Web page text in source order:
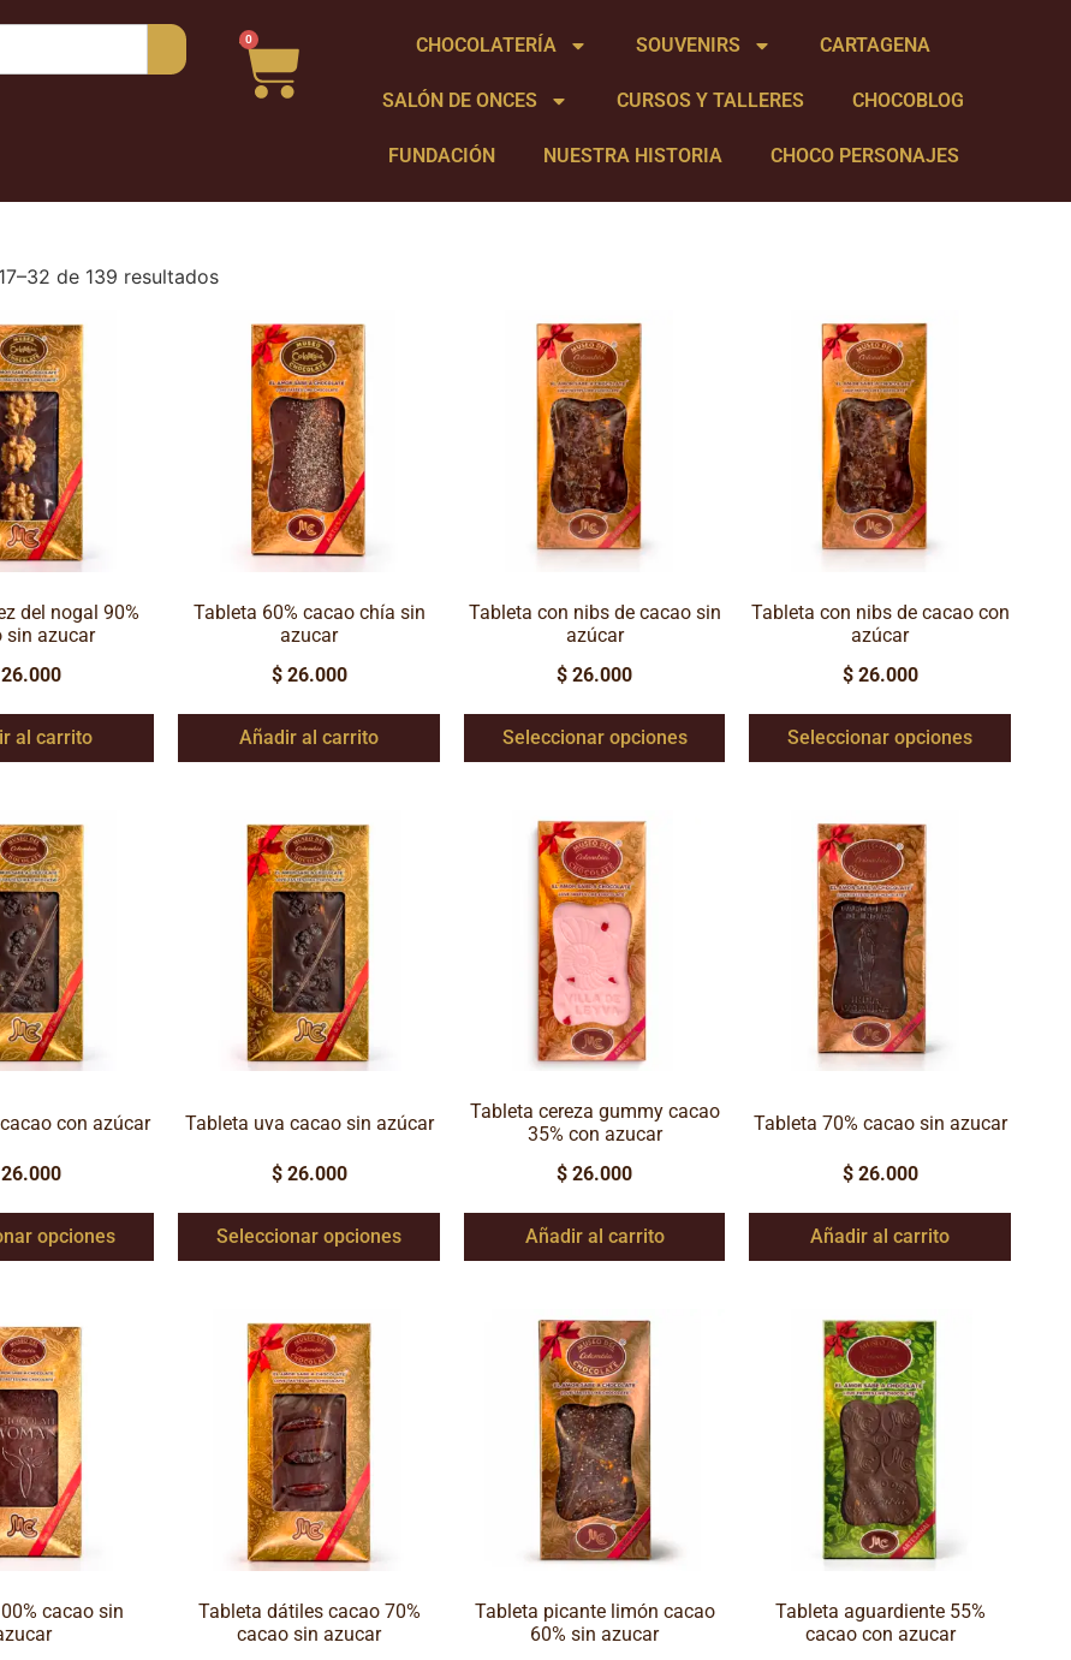
0 CHOCOLATERÍA SOUVENIRS CARTAGENA
SALÓN DE ONCES CURSOS Y TALLERES CHOCOBLOG
FUNDACIÓN NUESTRA HISTORIA CHOCO PERSONAJES
de 139 resultados
del nogal 90%
sin azucar
al carrito
Tableta 60% cacao chía sin
azucar
$26.000
Añadir al carrito
Tableta con nibs de cacao sin
azúcar
$ 26.000
Seleccionar opciones
Tableta con nibs de cacao con
azúcar
$26.000
Seleccionar opciones
con azúcar
opciones
Tableta uva cacao sin azúcar
$26.000
Seleccionar opciones
Tableta cereza gummy cacao
35% con azucar
$ 26.000
Añadir al carrito
Tableta 70% cacao sin azucar
$26.000
Añadir al carrito
cacao sin
Tableta dátiles cacao 70%
cacao sin azucar
Tableta picante limón cacao
60% sin azucar
Tableta aguardiente 55%
cacao con azucar